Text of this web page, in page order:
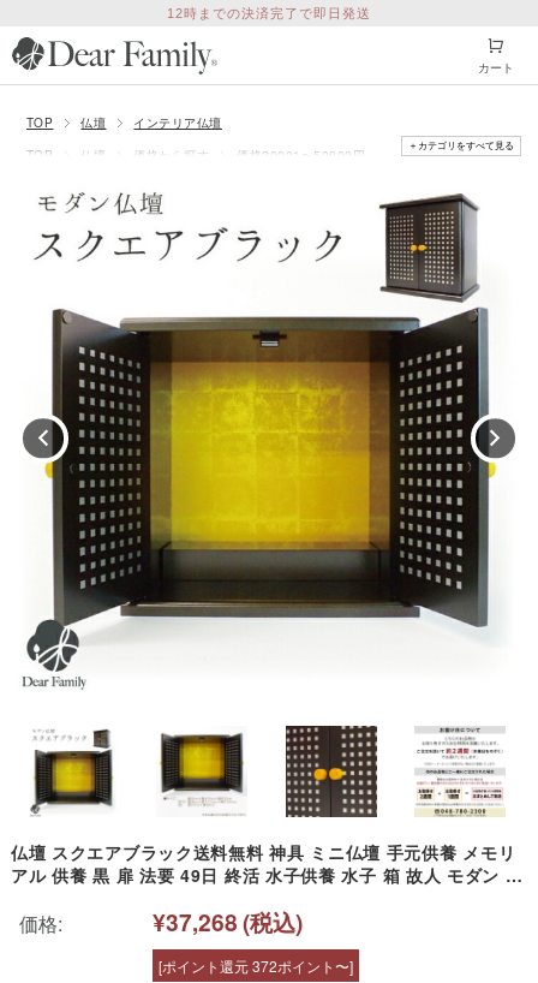
12時までの決済完了で即日発送
カート
TOP 仏壇
インテリア仏壇
TOP
仏壇 価格から探す
価格20001〜50000円
横幅から探す
TOP
仏壇 高さから探す 高さ30〜39.9cm
＋カテゴリをすべて見る
仏壇 スクエアブラック送料無料 神具 ミニ仏壇 手元供養 メモリ
アル 供養 黒 扉 法要 49日 終活 水子供養 水子 箱 故人 モダン 金
価格: ¥37,268(税込)
[ポイント還元 372ポイント〜]